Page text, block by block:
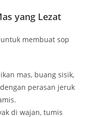
yang Lezat
membuat sop
mas, buang sisik,
perasan jeruk
di wajan, tumis